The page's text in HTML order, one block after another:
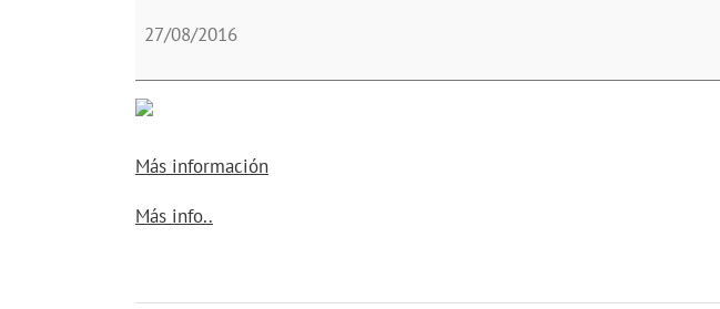
Congreso
de
Geología
27/08/2016
Más información
Más info..